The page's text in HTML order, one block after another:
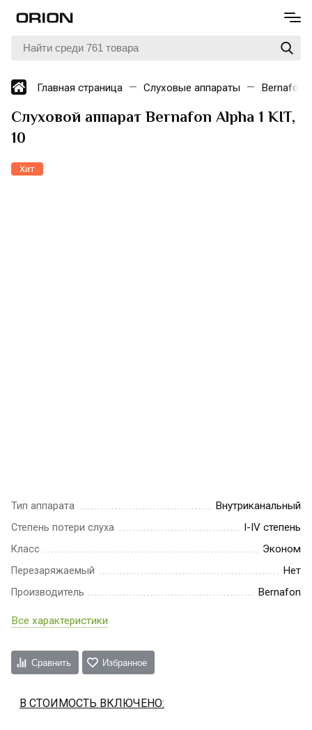
Главная страница Слуховые аппараты Bernafon
Слуховой аппарат Bernafon Alpha 1 KIT,
10
Хит
Тип аппарата Внутриканальный
Степень потери слуха I-IV степень
Класс Эконом
Перезаряжаемый Нет
Производитель Bernafon
Все характеристики
Сравнить Избранное
В СТОИМОСТЬ ВКЛЮЧЕНО: